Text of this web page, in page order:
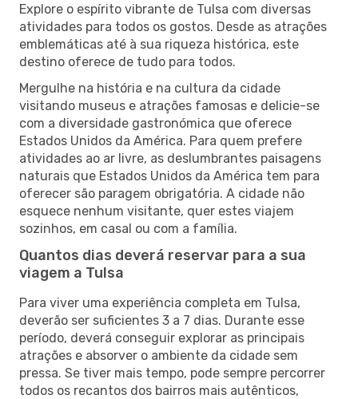
Explore o espírito vibrante de Tulsa com diversas
atividades para todos os gostos. Desde as atrações
emblemáticas até à sua riqueza histórica, este
destino oferece de tudo para todos.
Mergulhe na história e na cultura da cidade
visitando museus e atrações famosas e delicie-se
com a diversidade gastronómica que oferece
Estados Unidos da América. Para quem prefere
atividades ao ar livre, as deslumbrantes paisagens
naturais que Estados Unidos da América tem para
oferecer são paragem obrigatória. A cidade não
esquece nenhum visitante, quer estes viajem
sozinhos, em casal ou com a família.
Quantos dias deverá reservar para a sua
viagem a Tulsa
Para viver uma experiência completa em Tulsa,
deverão ser suficientes 3 a 7 dias. Durante esse
período, deverá conseguir explorar as principais
atrações e absorver o ambiente da cidade sem
pressa. Se tiver mais tempo, pode sempre percorrer
todos os recantos dos bairros mais autênticos,